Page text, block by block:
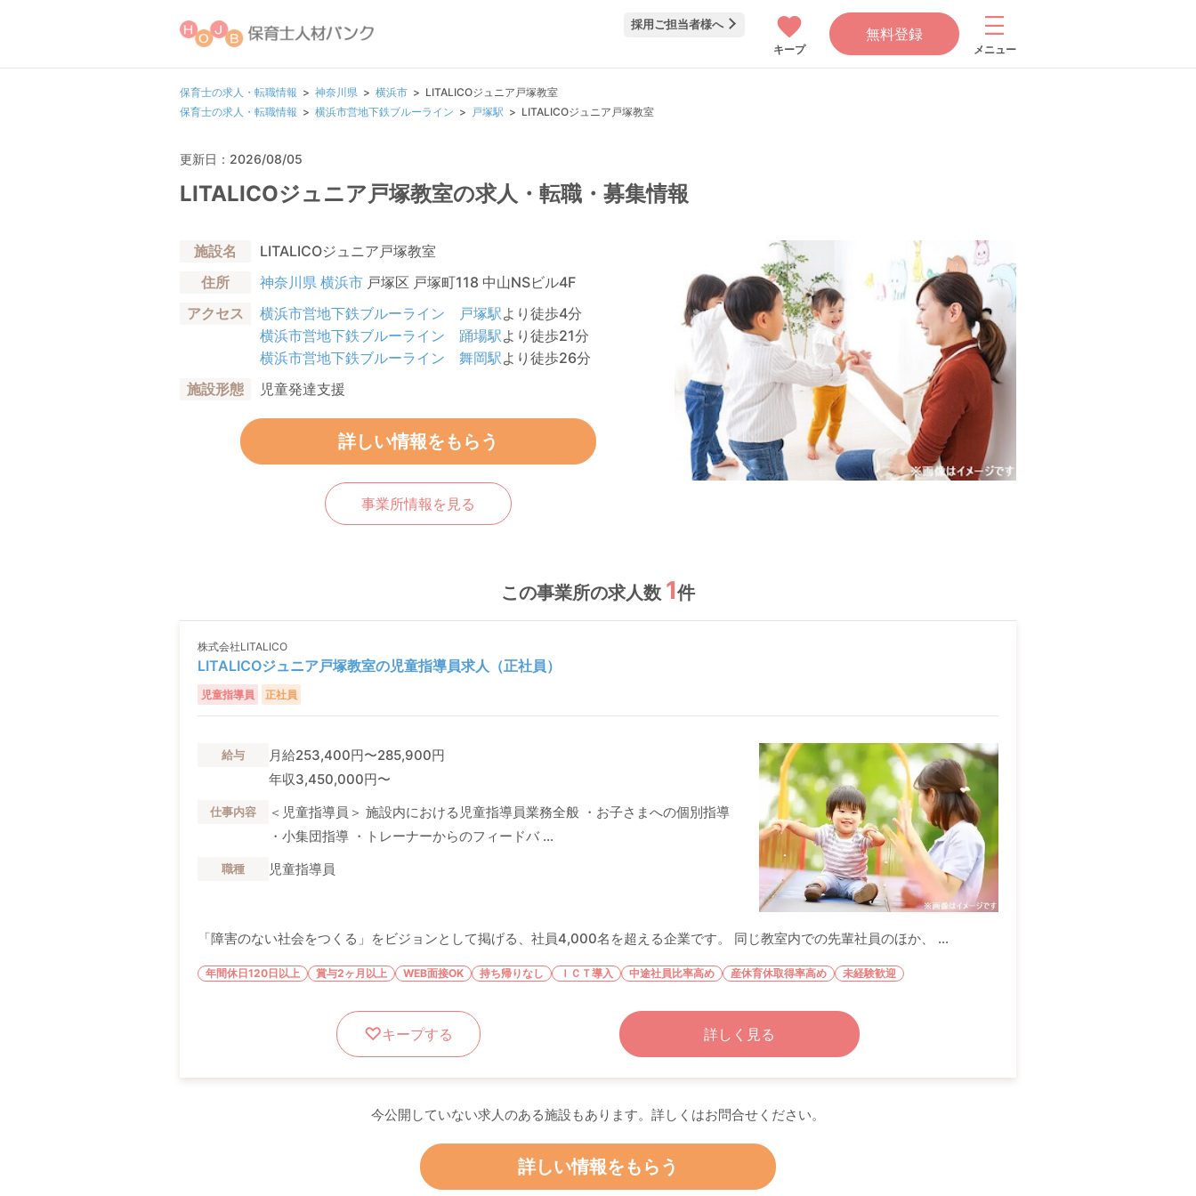
採用ご担当者様へ
キープ
無料登録
メニュー
保育士の求人・転職情報 神奈川県 横浜市
LITALICOジュニア戸塚教室
保育士の求人・転職情報
横浜市営地下鉄ブルーライン 戸塚駅 LITALICOジュニア戸塚教室
更新日：2026/08/05
LITALICOジュニア戸塚教室の求人・転職・募集情報
施設名
LITALICOジュニア戸塚教室
住所
神奈川県 横浜市 戸塚区 戸塚町118 中山NSビル4F
アクセス
横浜市営地下鉄ブルーライン 戸塚駅より徒歩4分
横浜市営地下鉄ブルーライン
踊場駅より徒歩21分
横浜市営地下鉄ブルーライン
舞岡駅より徒歩26分
施設形態
児童発達支援
詳しい情報をもらう
事業所情報を見る
この事業所の求人数 1件
株式会社LITALICO
LITALICOジュニア戸塚教室の児童指導員求人（正社員）
児童指導員 正社員
給与
月給253,400円〜285,900円
年収3,450,000円〜
仕事内容
＜児童指導員＞ 施設内における児童指導員業務全般 ・お子さまへの個別指導
・小集団指導 ・トレーナーからのフィードバ ...
職種 児童指導員
「障害のない社会をつくる」をビジョンとして掲げる、社員4,000名を超える企業です。 同じ教室内での先輩社員のほか、 ...
年間休日120日以上 賞与2ヶ月以上 WEB面接OK 持ち帰りなし ＩＣＴ導入 中途社員比率高め 産休育休取得率高め 未経験歓迎
キープする 詳しく見る
今公開していない求人のある施設もあります。詳しくはお問合せください。
詳しい情報をもらう